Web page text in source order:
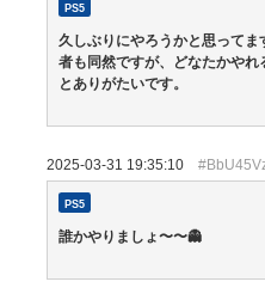
PS5
久しぶりにやろうかと思って
者も同然ですが、どなたかや
とありがたいです。
2025-03-31 19:35:10
PS5
誰かやりましょ〜〜👻